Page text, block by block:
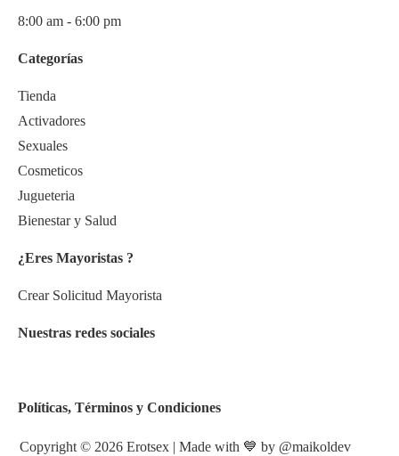
8:00 am - 6:00 pm
Categorías
Tienda
Activadores
Sexuales
Cosmeticos
Jugueteria
Bienestar y Salud
¿Eres Mayoristas ?
Crear Solicitud Mayorista
Nuestras redes sociales
Políticas, Términos y Condiciones
Copyright © 2026 Erotsex | Made with 💙 by @maikoldev